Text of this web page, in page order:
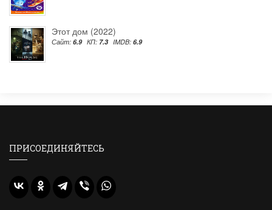
Этот дом (2022)
Сайт: 6.9 КП: 7.3 IMDB: 6.9
ПРИСОЕДИНЯЙТЕСЬ